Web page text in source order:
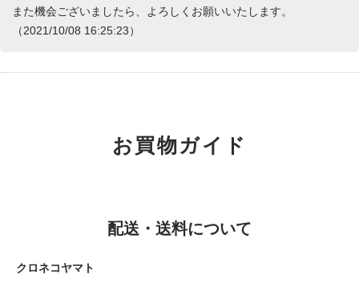
また機会ございましたら、よろしくお願いいたします。
（2021/10/08 16:25:23）
お買物ガイド
配送・送料について
クロネコヤマト